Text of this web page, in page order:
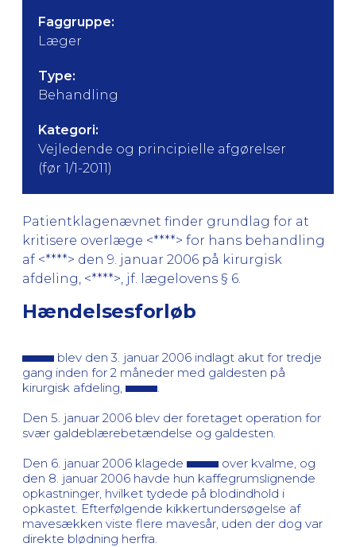
Faggruppe:
Læger
Type:
Behandling
Kategori:
Vejledende og principielle afgørelser
(før 1/1-2011)
Patientklagenævnet finder grundlag for at
kritisere overlæge <****> for hans behandling
af <****> den 9. januar 2006 på kirurgisk
afdeling, <****>, jf. lægelovens § 6.
Hændelsesforløb
blev den 3. januar 2006 indlagt akut for tredje
gang inden for 2 måneder med galdesten på
kirurgisk afdeling,
Den 5. januar 2006 blev der foretaget operation for
svær galdeblærebetændelse og galdesten.
Den 6. januar 2006 klagede
over kvalme, og
den 8. januar 2006 havde hun kaffegrumslignende
opkastninger, hvilket tydede på blodindhold i
opkastet. Efterfølgende kikkertundersøgelse af
mavesækken viste flere mavesår, uden der dog var
direkte blødning herfra.